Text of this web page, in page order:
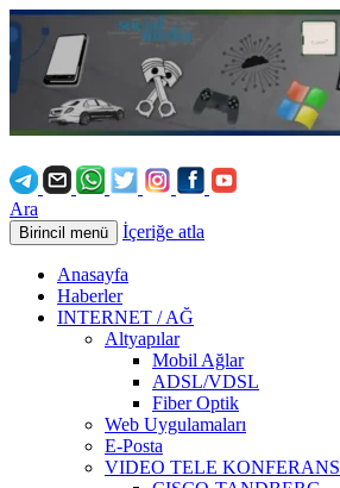
Ara
Birincil menü İçeriğe atla
Anasayfa
Haberler
INTERNET / AĞ
Altyapılar
Mobil Ağlar
ADSL/VDSL
Fiber Optik
Web Uygulamaları
E-Posta
VIDEO TELE KONFERANS